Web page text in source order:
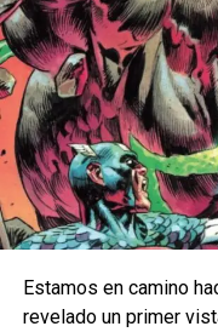
— Panini Cómics
2023
Asimismo,publicará
Spider-Man Noir, una
en la que Peter
de novelas Noir.
El año:
Nueva
Estamos en camino
revelado un primer